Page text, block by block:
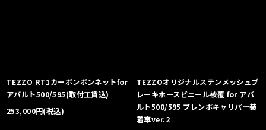
TEZZO RT1カーボンボンネットfor
アバルト500/595(取付工賃込)
253,000円(税込)
TEZZOオリジナルステンメッシュブ
レーキホースビニール被覆 for アバ
ルト500/595 ブレンボキャリパー装
着車ver.2